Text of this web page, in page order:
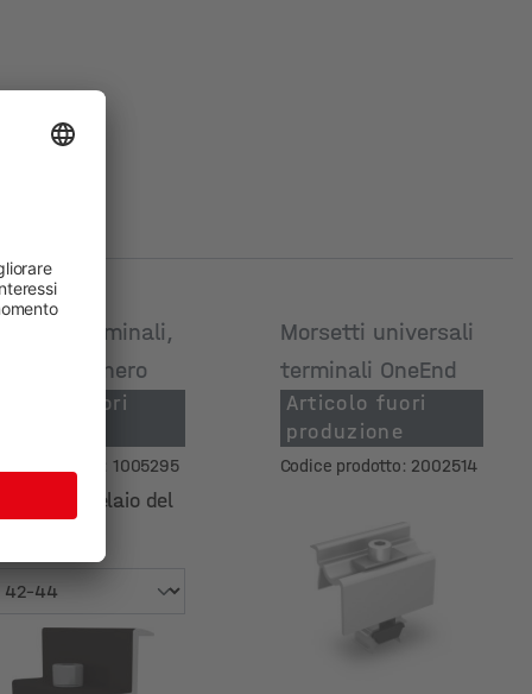
terminali,
nero
Articolo fuori
prodotto: 1005295
del telaio del
del telaio del
[mm]
Morsetti universali
terminali OneEnd
Articolo fuori
produzione
Codice prodotto: 2002514